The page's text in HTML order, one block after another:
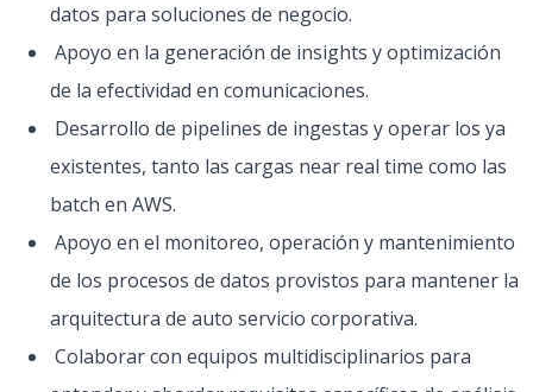
datos para soluciones de negocio.
Apoyo en la generación de insights y optimización
de la efectividad en comunicaciones.
Desarrollo de pipelines de ingestas y operar los ya
existentes, tanto las cargas near real time como las
batch en AWS.
Apoyo en el monitoreo, operación y mantenimiento
de los procesos de datos provistos para mantener la
arquitectura de auto servicio corporativa.
Colaborar con equipos multidisciplinarios para